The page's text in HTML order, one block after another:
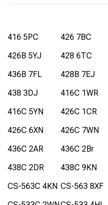
416 5PC 426 7BC
426B 5YJ
428 6TC
436B 7FL
428B 7EJ
438 3DJ
416C 1WR
416C 5YN
426C 1CR
426C 6XN
426C 7WN
436C 2AR
436C 2Br
438C 2DR
438C 9KN
CS-563C 4KN CS-563 8XF